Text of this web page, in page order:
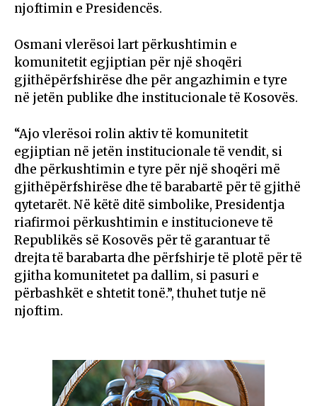
njoftimin e Presidencës.
Osmani vlerësoi lart përkushtimin e
komunitetit egjiptian për një shoqëri
gjithëpërfshirëse dhe për angazhimin e tyre
në jetën publike dhe institucionale të Kosovës.
“Ajo vlerësoi rolin aktiv të komunitetit
egjiptian në jetën institucionale të vendit, si
dhe përkushtimin e tyre për një shoqëri më
gjithëpërfshirëse dhe të barabartë për të gjithë
qytetarët. Në këtë ditë simbolike, Presidentja
riafirmoi përkushtimin e institucioneve të
Republikës së Kosovës për të garantuar të
drejta të barabarta dhe përfshirje të plotë për të
gjitha komunitetet pa dallim, si pasuri e
përbashkët e shtetit tonë.”, thuhet tutje në
njoftim.